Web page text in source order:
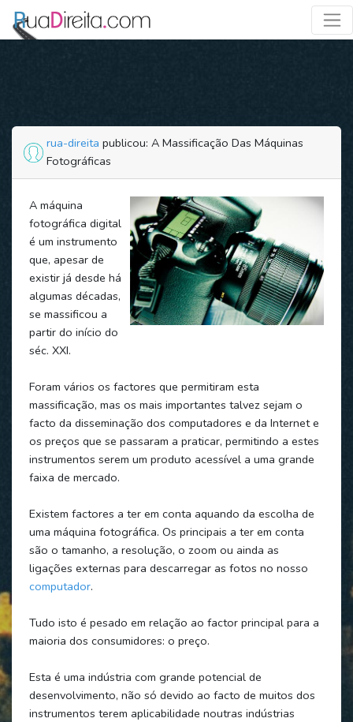
rua-direita publicou: A Massificação Das Máquinas
Fotográficas
A máquina
fotográfica digital
é um instrumento
que, apesar de
existir já desde há
algumas décadas,
se massificou a
partir do início do
séc. XXI.
Foram vários os factores que permitiram esta
massificação, mas os mais importantes talvez sejam o
facto da disseminação dos computadores e da Internet e
os preços que se passaram a praticar, permitindo a estes
instrumentos serem um produto acessível a uma grande
faixa de mercado.
Existem factores a ter em conta aquando da escolha de
uma máquina fotográfica. Os principais a ter em conta
são o tamanho, a resolução, o zoom ou ainda as
ligações externas para descarregar as fotos no nosso
computador.
Tudo isto é pesado em relação ao factor principal para a
maioria dos consumidores: o preço.
Esta é uma indústria com grande potencial de
desenvolvimento, não só devido ao facto de muitos dos
instrumentos terem aplicabilidade noutras indústrias